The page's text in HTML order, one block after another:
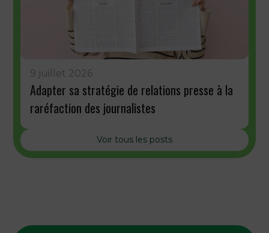
9 juillet 2026
Adapter sa stratégie de relations presse à la
raréfaction des journalistes
Voir tous les posts